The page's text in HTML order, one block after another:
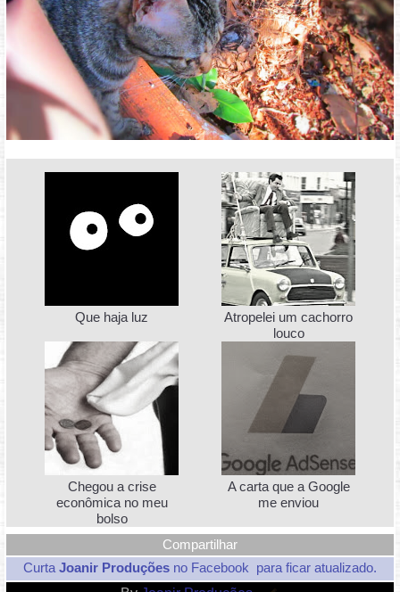
Que haja luz
Atropelei um cachorro
louco
Chegou a crise
econômica no meu
bolso
A carta que a Google
me enviou
Curta Joanir Produções no Facebook para ficar atualizado.